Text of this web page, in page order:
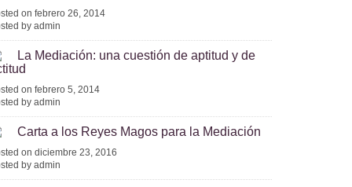
on febrero 26, 2014
by admin
La Mediación: una cuestión de aptitud y de
on febrero 5, 2014
by admin
Carta a los Reyes Magos para la Mediación
on diciembre 23, 2016
by admin